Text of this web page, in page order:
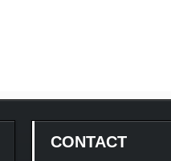
CONTACT